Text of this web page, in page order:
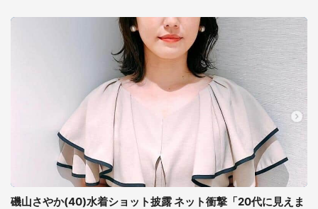
磯山さやか(40)水着ショット披露 ネット衝撃「20代に見えま